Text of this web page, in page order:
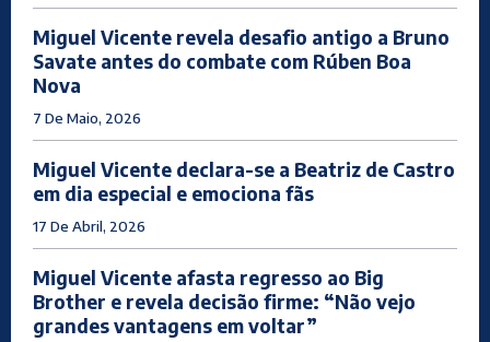
Miguel Vicente revela desafio antigo a Bruno
Savate antes do combate com Rúben Boa
Nova
7 De Maio, 2026
Miguel Vicente declara-se a Beatriz de Castro
em dia especial e emociona fãs
17 De Abril, 2026
Miguel Vicente afasta regresso ao Big
Brother e revela decisão firme: “Não vejo
grandes vantagens em voltar”